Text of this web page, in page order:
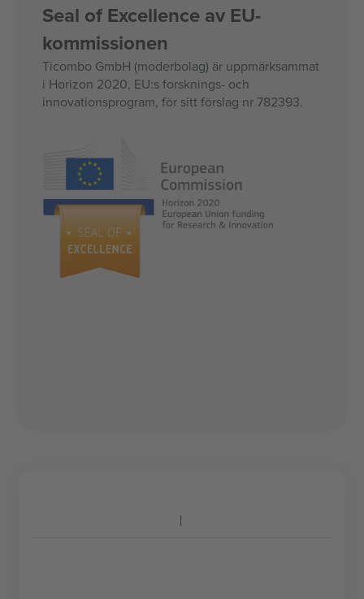
Seal of Excellence av EU-
kommissionen
Ticombo GmbH (moderbolag) är uppmärksammat
i Horizon 2020, EU:s forsknings- och
innovationsprogram, för sitt förslag nr 782393.